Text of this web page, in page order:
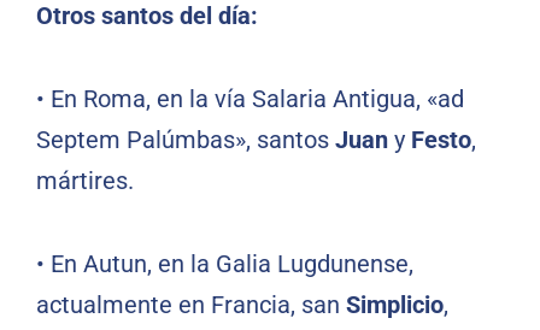
Otros santos del día:
• En Roma, en la vía Salaria Antigua, «ad
Septem Palúmbas», santos Juan y Festo,
mártires.
• En Autun, en la Galia Lugdunense,
actualmente en Francia, san Simplicio,